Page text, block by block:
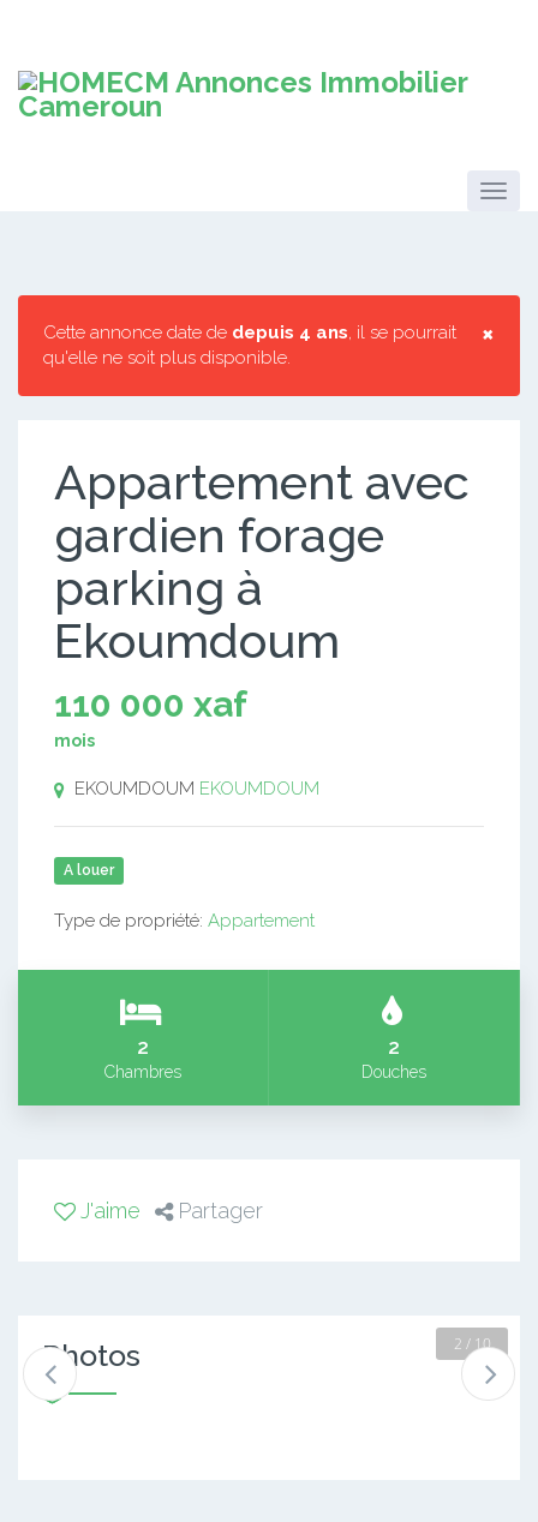
×
Cette annonce date de depuis 4 ans, il se pourrait
qu'elle ne soit plus disponible.
Appartement avec
gardien forage
parking à
Ekoumdoum
110 000 xaf
mois
EKOUMDOUM EKOUMDOUM
A louer
Type de propriété: Appartement
2
Chambres
2
Douches
J'aime Partager
Photos 2 / 10